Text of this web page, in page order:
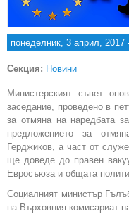
понеделник, 3 април, 2017
Секция: Новини
Министерският съвет
заседание, проведено в
за отмяна на наредбата
предложението за
Герджиков, а част от
ще доведе до правен
Евросъюза и общата
Социалният министър
на Върховния комисариат